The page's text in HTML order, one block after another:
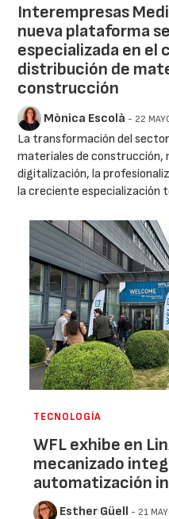
Interempresas
nueva plataforma
especializada en el
distribución de
construcción
Mònica Escolà - 22
La transformación del
materiales de construcción,
digitalización, la
la creciente especialización
TECNOLOGÍA
WFL exhibe en
mecanizado
automatización
Esther Güell - 21